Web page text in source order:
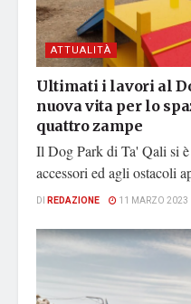
ATTUALITÀ
Ultimati i lavori al
nuova vita per lo
quattro zampe
Il Dog Park di Ta' Qali si
accessori ed agli ostacoli
DI REDAZIONE 11 MARZO 2023